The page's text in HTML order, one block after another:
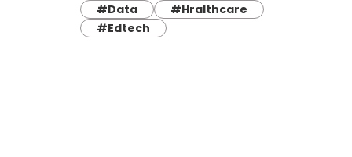
#Data
#Hralthcare
#Edtech